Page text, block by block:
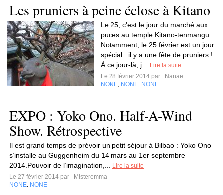
Les pruniers à peine éclose à Kitano
Le 25, c'est le jour du marché aux
puces au temple Kitano-tenmangu.
Notamment, le 25 février est un jour
spécial : il y a une fête de pruniers !
À ce jour-là, j...
Lire la suite
Le 28 février 2014 par
Nanae
NONE NONE NONE
EXPO : Yoko Ono. Half-A-Wind
Show. Rétrospective
Il est grand temps de prévoir un petit séjour à Bilbao : Yoko Ono
s’installe au Guggenheim du 14 mars au 1er septembre
2014.Pouvoir de l’imagination,...
Lire la suite
Le 27 février 2014 par
Misteremma
NONE NONE